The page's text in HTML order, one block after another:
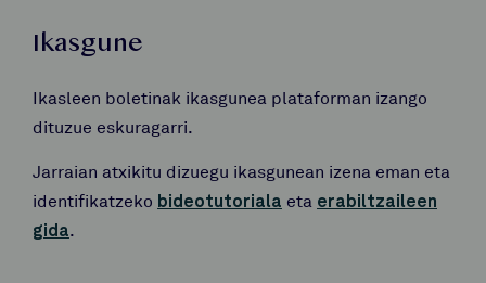
Ikasgune
Ikasleen boletinak ikasgunea plataforman izango
dituzue eskuragarri.
Jarraian atxikitu dizuegu ikasgunean izena eman eta
identifikatzeko bideotutoriala eta erabiltzaileen
gida.